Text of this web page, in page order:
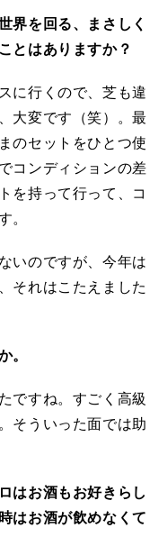
を回る、まさしく
とはありますか？
に行くので、芝も違
大変です（笑）。最
のセットをひとつ使
コンディションの差
を持って行って、コ
。
いのですが、今年は
それはこたえました
。
ですね。すごく高級
そういった面では助
お酒もお好きらし
はお酒が飲めなくて